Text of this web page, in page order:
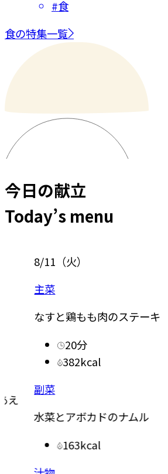
#食
食の特集一覧
今日の献立
Today’s menu
（火）
なすと鶏もも肉のステーキ
20分
382kcal
水菜とアボカドのナムル
163kcal